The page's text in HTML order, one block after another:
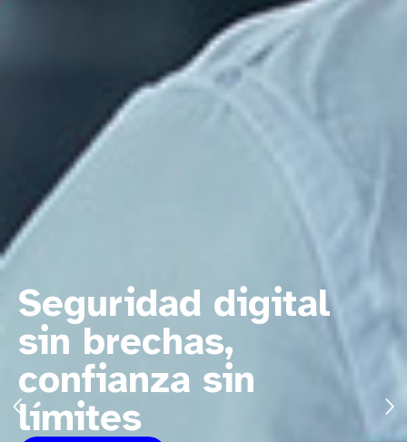
Seguridad digital
sin brechas,
confianza sin
límites